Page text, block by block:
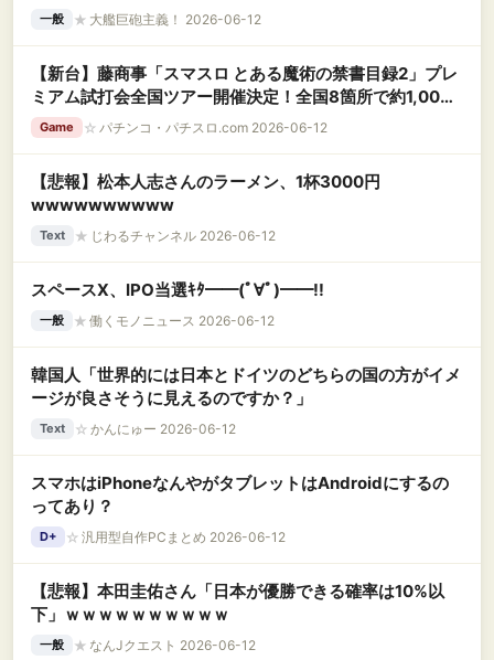
一般 ★ 大艦巨砲主義！ 2026-06-12
【新台】藤商事「スマスロ とある魔術の禁書目録2」プレ
ミアム試打会全国ツアー開催決定！全国8箇所で約1,000
名規模
Game ☆ パチンコ・パチスロ.com 2026-06-12
【悲報】松本人志さんのラーメン、1杯3000円
wwwwwwwwww
Text ★ じわるチャンネル 2026-06-12
スペースX、IPO当選ｷﾀ━━(ﾟ∀ﾟ)━━!!
一般 ★ 働くモノニュース 2026-06-12
韓国人「世界的には日本とドイツのどちらの国の方がイメ
ージが良さそうに見えるのですか？」
Text ☆ かんにゅー 2026-06-12
スマホはiPhoneなんやがタブレットはAndroidにするの
ってあり？
D+ ☆ 汎用型自作PCまとめ 2026-06-12
【悲報】本田圭佑さん「日本が優勝できる確率は10%以
下」ｗｗｗｗｗｗｗｗｗｗ
一般 ★ なんJクエスト 2026-06-12